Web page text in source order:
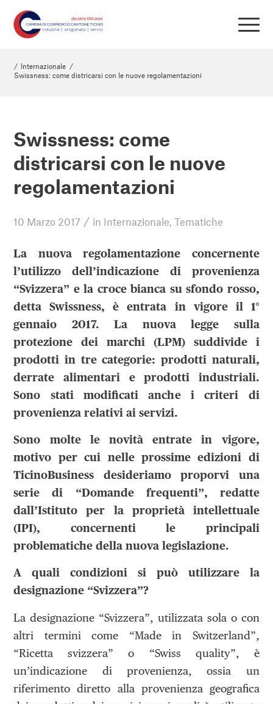
/ Internazionale /
Swissness: come districarsi con le nuove regolamentazioni
Swissness: come
districarsi con le nuove
regolamentazioni
10 Marzo 2017 / in Internazionale,Tematiche
La nuova regolamentazione concernente
l’utilizzo dell’indicazione di provenienza
“Svizzera” e la croce bianca su sfondo rosso,
detta Swissness, è entrata in vigore il 1°
gennaio 2017. La nuova legge sulla
protezione dei marchi (LPM) suddivide i
prodotti in tre categorie: prodotti naturali,
derrate alimentari e prodotti industriali.
Sono stati modificati anche i criteri di
provenienza relativi ai servizi.
Sono molte le novità entrate in vigore,
motivo per cui nelle prossime edizioni di
TicinoBusiness desideriamo proporvi una
serie di “Domande frequenti”, redatte
dall’Istituto per la proprietà intellettuale
(IPI), concernenti le principali
problematiche della nuova legislazione.
A quali condizioni si può utilizzare la
designazione “Svizzera”?
La designazione “Svizzera”, utilizzata sola o con
altri termini come “Made in Switzerland”,
“Ricetta svizzera” o “Swiss quality”, è
un’indicazione di provenienza, ossia un
riferimento diretto alla provenienza geografica